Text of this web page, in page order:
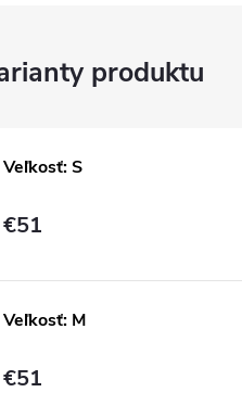
Veľkosť: S
€51
Veľkosť: M
€51